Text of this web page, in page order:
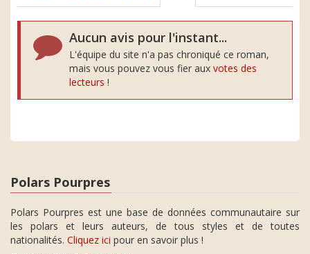
Aucun avis pour l'instant...
L'équipe du site n'a pas chroniqué ce roman,
mais vous pouvez vous fier aux votes des
lecteurs !
Polars Pourpres
Polars Pourpres est une base de données communautaire sur
les polars et leurs auteurs, de tous styles et de toutes
nationalités. Cliquez ici pour en savoir plus !